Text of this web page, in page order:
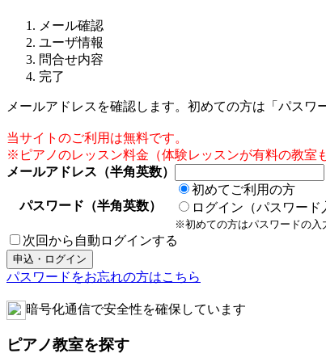
メール確認
ユーザ情報
問合せ内容
完了
メールアドレスを確認します。初めての方は「パスワ
当サイトのご利用は無料です。
※ピアノのレッスン料金（体験レッスンが有料の教室
メールアドレス（半角英数）
パスワード（半角英数）
初めてご利用の方
ログイン（パスワード
※初めての方はパスワードの入
次回から自動ログインする
パスワードをお忘れの方はこちら
暗号化通信で安全性を確保しています
ピアノ教室を探す